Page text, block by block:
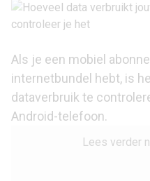
Als je een mobiel
internetbundel hebt, is
dataverbruik te
Android-telefoon.
Lees verder